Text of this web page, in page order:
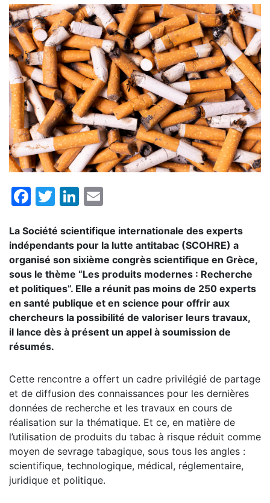
Facebook
TwitterLinkedIn
La Société scientifique internationale des experts
indépendants pour la lutte antitabac (SCOHRE) a
organisé son sixième congrès scientifique en Grèce,
sous le thème “Les produits modernes : Recherche
et politiques”. Elle a réunit pas moins de 250 experts
en santé publique et en science pour offrir aux
chercheurs la possibilité de valoriser leurs travaux,
il lance dès à présent un appel à soumission de
résumés.
Cette rencontre a offert un cadre privilégié de partage
et de diffusion des connaissances pour les dernières
données de recherche et les travaux en cours de
réalisation sur la thématique. Et ce, en matière de
l’utilisation de produits du tabac à risque réduit comme
moyen de sevrage tabagique, sous tous les angles :
scientifique, technologique, médical, réglementaire,
juridique et politique.